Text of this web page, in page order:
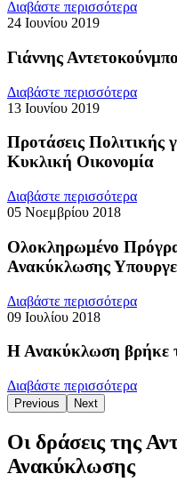
Διαβάστε περισσότερα
24 Ιουνίου 2019
Γιάννης
Διαβάστε περισσότερα
13 Ιουνίου 2019
Προτάσεις Πολιτικής
Κυκλική Οικονομία
Διαβάστε περισσότερα
05 Νοεμβρίου 2018
Ολοκληρωμένο
Ανακύκλωσης
Διαβάστε περισσότερα
09 Ιουλίου 2018
Η Ανακύκλωση βρήκε
Διαβάστε περισσότερα
Previous Next
Οι δράσεις της
Ανακύκλωσης